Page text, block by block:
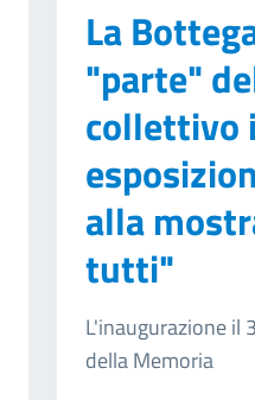
La
"parte"
collettivo
alla
tutti"
L'inaugurazione il
della Memoria